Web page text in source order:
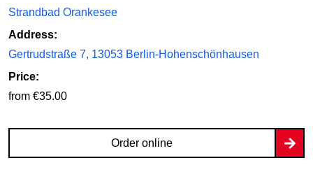
Strandbad Orankesee
Address:
Gertrudstraße 7, 13053 Berlin-Hohenschönhausen
Price:
from €35.00
Order online